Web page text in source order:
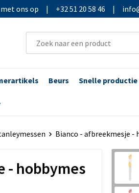
ons op | +32 51 20 58 46 |
Beurs Snelle productie
Bianco - afbreekmesje -
- hobbymes